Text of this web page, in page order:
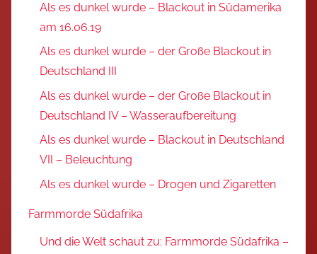
Als es dunkel wurde – Blackout in Südamerika
am 16.06.19
Als es dunkel wurde – der Große Blackout in
Deutschland III
Als es dunkel wurde – der Große Blackout in
Deutschland IV – Wasseraufbereitung
Als es dunkel wurde – Blackout in Deutschland
VII – Beleuchtung
Als es dunkel wurde – Drogen und Zigaretten
Farmmorde Südafrika
Und die Welt schaut zu: Farmmorde Südafrika –